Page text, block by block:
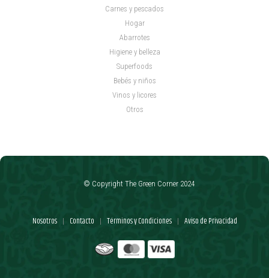
Carnes y pescados
Hogar
Abarrotes
Higiene y belleza
Superfoods
Bebés y niños
Vinos y licores
Otros
Nosotros | Contacto | Términos y Condiciones | Aviso de Privacidad
© Copyright The Green Corner 2024